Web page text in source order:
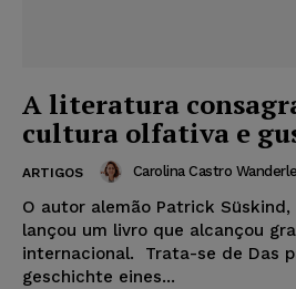
A literatura
cultura olfativa e
ARTIGOS Carolina Castro
O autor alemão Patrick Süskind,
lançou um livro que alcançou
internacional. Trata-se de Das
geschichte eines...